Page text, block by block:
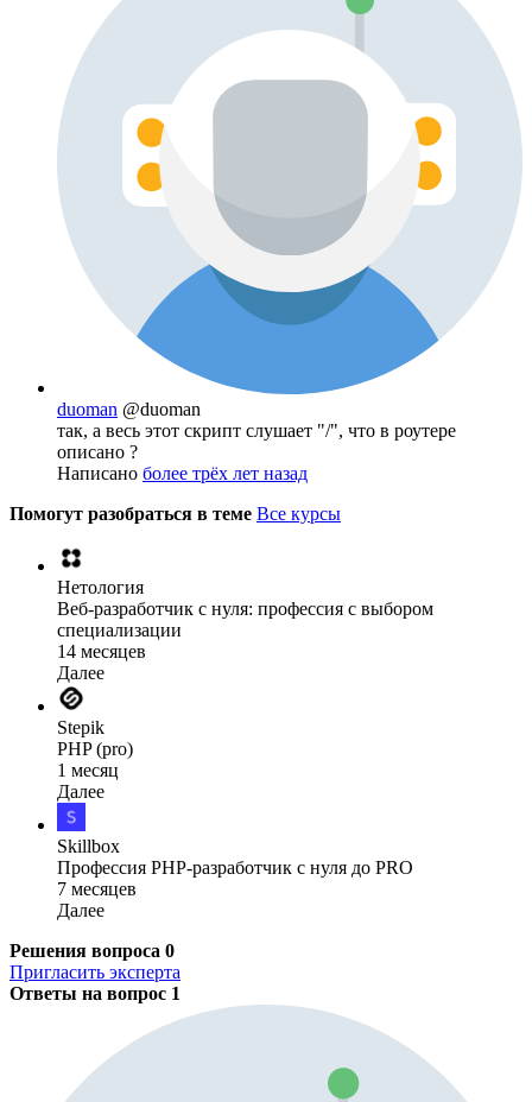
duoman @duoman
так, а весь этот скрипт слушает "/", что в роутере
описано ?
Написано более трёх лет назад
Помогут разобраться в теме Все курсы
Нетология
Веб-разработчик с нуля: профессия с выбором
специализации
14 месяцев
Далее
Stepik
PHP (pro)
1 месяц
Далее
Skillbox
Профессия PHP-разработчик с нуля до PRO
7 месяцев
Далее
Решения вопроса 0
Пригласить эксперта
Ответы на вопрос 1